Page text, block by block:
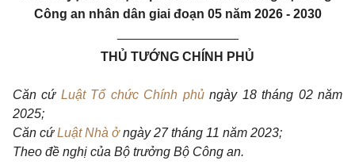
Công an nhân dân giai đoạn 05 năm 2026 - 2030
THỦ TƯỚNG CHÍNH PHỦ
Căn cứ Luật Tổ chức Chính phủngày 18 tháng 02 năm
2025;
Căn cứLuật Nhà ởngày 27 tháng 11 năm 2023;
Theo đề nghị của Bộ trưởng Bộ Công an.